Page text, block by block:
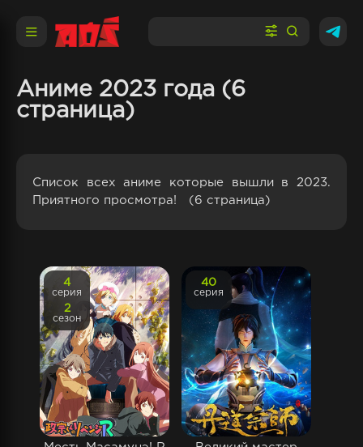
Аниме 2023 года (6
страница)
Список всех аниме которые вышли в 2023.
Приятного просмотра! (6 страница)
4
серия
2
сезон
40
серия